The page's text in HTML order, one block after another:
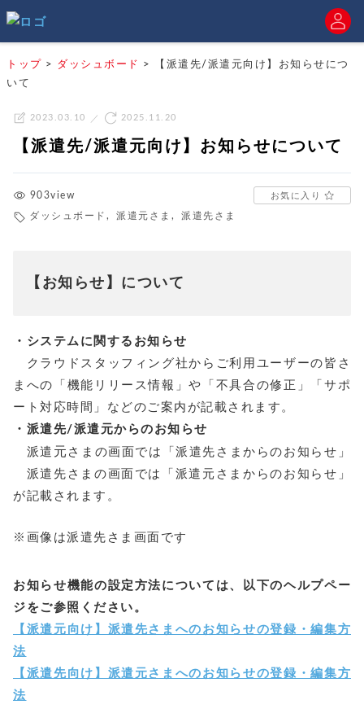
トップ > ダッシュボード >
【派遣先/派遣元向け】お知らせにつ
いて
2023.03.10 2025.11.20
【派遣先/派遣元向け】お知らせについて
903view
ダッシュボード , 派遣元さま , 派遣先さま
お気に入り
【お知らせ】について
・システムに関するお知らせ
クラウドスタッフィング社からご利用ユーザーの皆さ
まへの「機能リリース情報」や「不具合の修正」「サポ
ート対応時間」などのご案内が記載されます。
・派遣先/派遣元からのお知らせ
派遣 元 さまの画面では「派遣先さまからのお知らせ」
派遣先さまの画面では「派遣元さまからのお知らせ」
が記載されます。
※画像は派遣先さま画面です
お知らせ機能の設定方法については、以下のヘルプペー
ジをご参照ください。
【派遣元向け】派遣先さまへのお知らせの登録・編集方
法
【派遣先向け】派遣元さまへのお知らせの登録・編集方
法